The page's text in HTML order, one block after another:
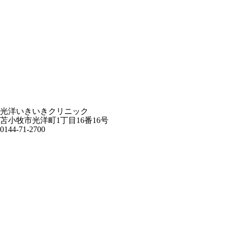
光洋いきいきクリニック
苫小牧市光洋町1丁目16番16号
0144-71-2700